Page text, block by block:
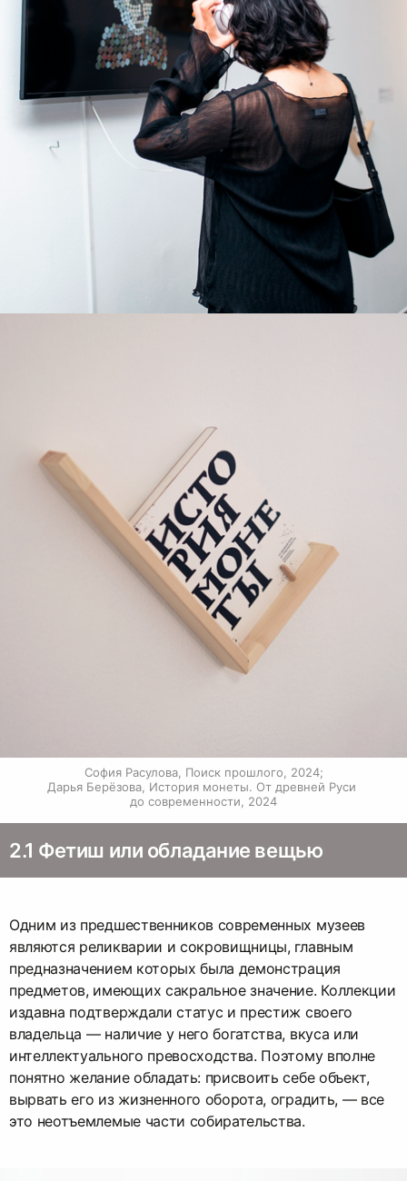
София Расулова, Поиск прошлого, 2024;
Дарья Берёзова, История монеты. От древней Руси
до современности, 2024
2.1 Фетиш или обладание вещью
Одним из предшественников современных музеев
являются реликварии и сокровищницы, главным
предназначением которых была демонстрация
предметов, имеющих сакральное значение. Коллекции
издавна подтверждали статус и престиж своего
владельца — наличие у него богатства, вкуса или
интеллектуального превосходства. Поэтому вполне
понятно желание обладать: присвоить себе объект,
вырвать его из жизненного оборота, оградить, — все
это неотъемлемые части собирательства.